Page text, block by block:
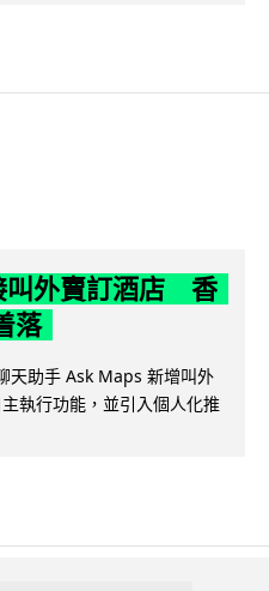
叫外賣訂酒店 香
落
天助手 Ask Maps 新增叫外
執行功能，並引入個人化推